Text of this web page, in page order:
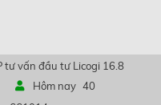
tư vấn đầu tư Licogi 16.8
Hôm nay 40